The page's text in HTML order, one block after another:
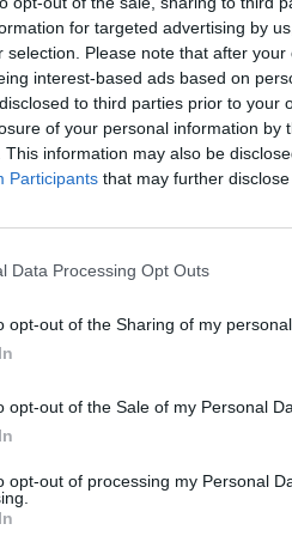
for targeted advertising by
selection. Please note that after
interest-based ads based on
to third parties prior to your
of your personal information by
This information may also be
Participants that may further
Data Processing Opt Outs
opt-out of the Sharing of my personal
opt-out of the Sale of my Personal
opt-out of processing my Personal
-
settore della ristorazione
finanziariprevisionali
solida posizione sul mercato.
milioni, segnando un incremento
10 milioni, mentre l’utile netto si
scorso anno. La PFN mostra
milioni.
di 350 milioni nei
prestigio, che ne
della Difesa, con un valore
con il ministero